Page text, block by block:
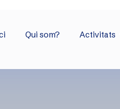
Qui som? Activitats